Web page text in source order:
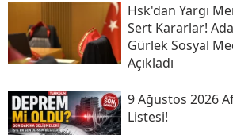
Hsk'dan Yargı
Sert Kararlar!
Gürlek Sosyal
Açıkladı
9 Ağustos 2026
Listesi!